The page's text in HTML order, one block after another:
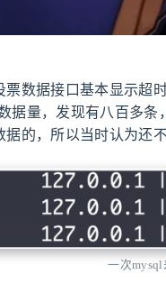
数据接口基本显示超
据量，发现有八百多
的，所以当时认为还不
一次mysql